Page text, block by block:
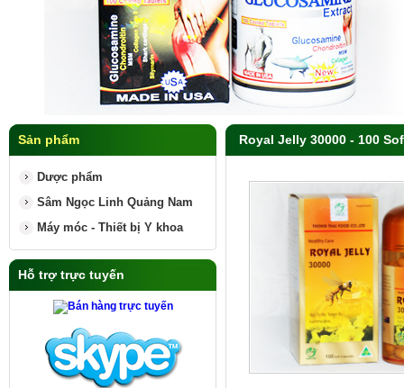
Sản phẩm
Dược phẩm
Sâm Ngọc Linh Quảng Nam
Máy móc - Thiết bị Y khoa
Hỗ trợ trực tuyến
Royal Jelly 30000 - 100